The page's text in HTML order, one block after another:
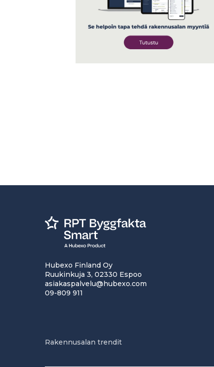
Hubexo Finland Oy
Ruukinkuja 3, 02330 Espoo
asiakaspalvelu@hubexo.com
09-809 911
Rakennusalan trendit